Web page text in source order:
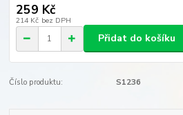
259 Kč
214 Kč bez DPH
Přidat do košíku
Číslo produktu: S1236